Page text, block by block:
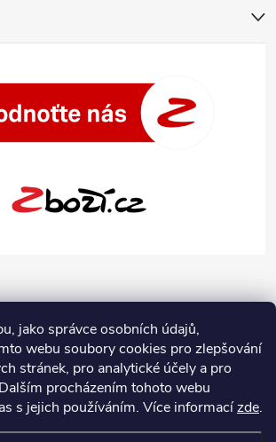
jako správce osobních údajů,
webu soubory cookies pro zlepšování
stránek, pro analytické účely a pro
procházením tohoto webu
s jejich používáním. Více informacízde.